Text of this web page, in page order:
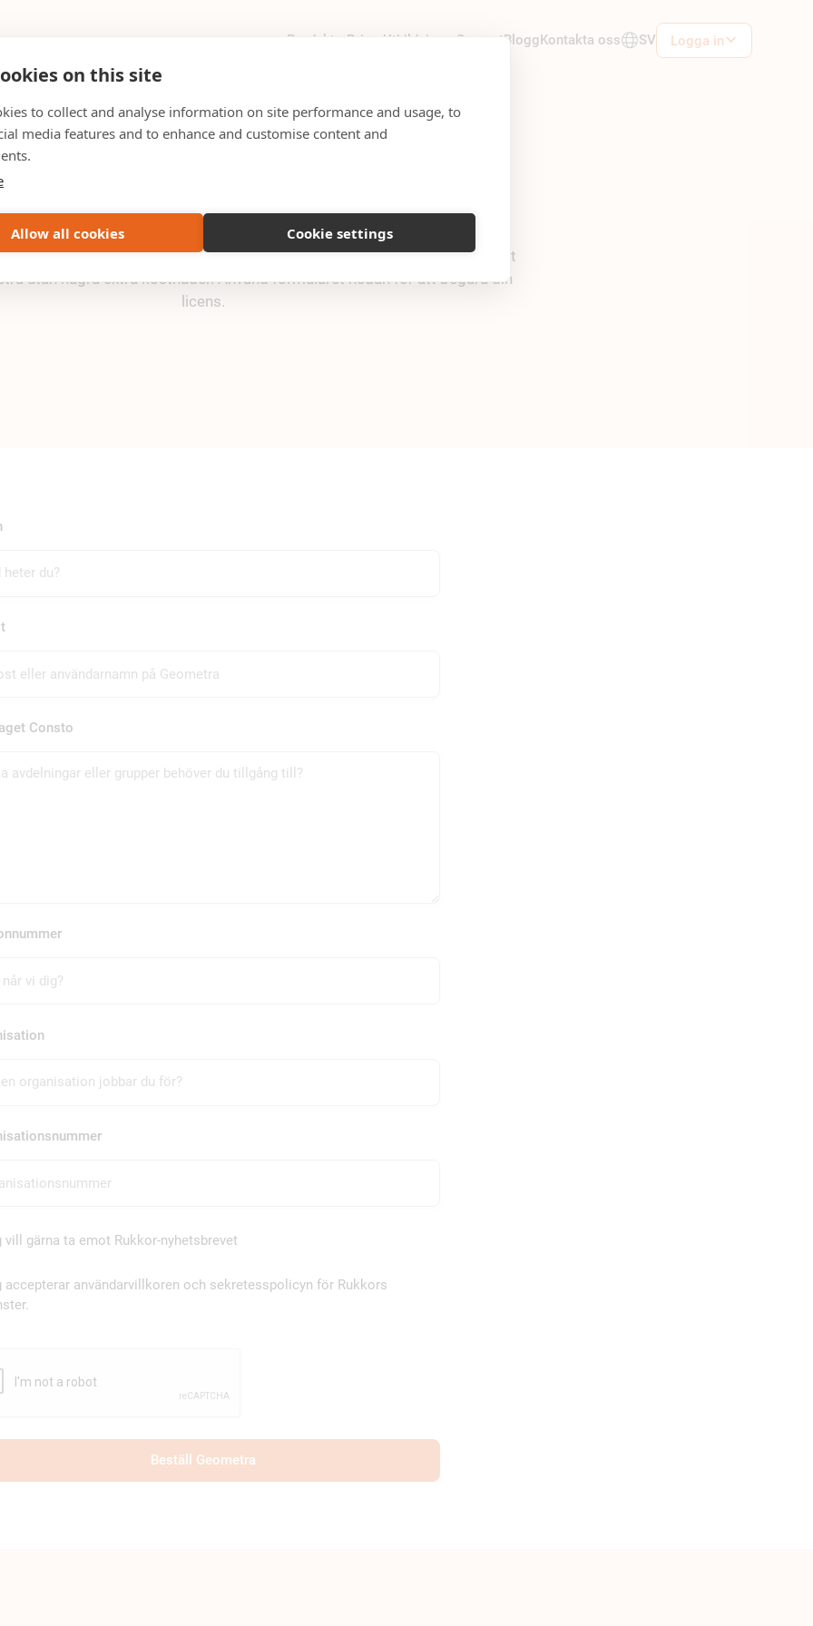
on this site
to collect and analyse information on site performance and usage, to
media features and to enhance and customise content and
Allow all cookies Cookie settings
Produkter Priser Utbildningar SupportBloggKontakta oss SV Logga in
- Geometra Unlimited
ett avtal för Geometra Unlimited som tillåter alla anställda på Consto att
utan några extra kostnader. Använd formuläret nedan för att begära din
licens.
Consto
vill gärna ta emot Rukkor-nyhetsbrevet
accepterar användarvillkoren och sekretesspolicyn för Rukkors